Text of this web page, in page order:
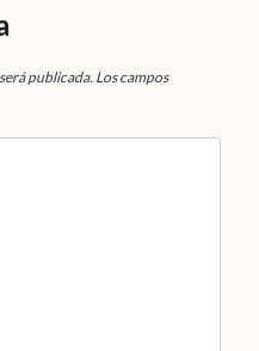
publicada. Los campos